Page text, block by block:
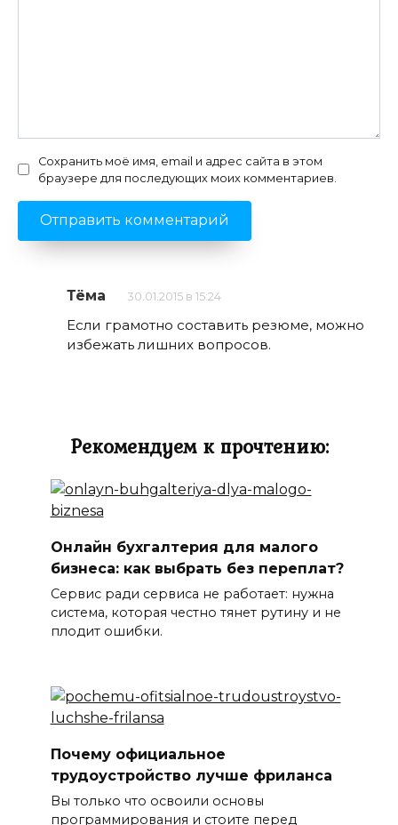
Сохранить моё имя, email и адрес сайта в этом
браузере для последующих моих комментариев.
Тёма 30.01.2015 в 15:24
Если грамотно составить резюме, можно
избежать лишних вопросов.
Рекомендуем к прочтению:
Онлайн бухгалтерия для малого
бизнеса: как выбрать без переплат?
Сервис ради сервиса не работает: нужна
система, которая честно тянет рутину и не
плодит ошибки.
Почему официальное
трудоустройство лучше фриланса
Вы только что освоили основы
программирования и стоите перед